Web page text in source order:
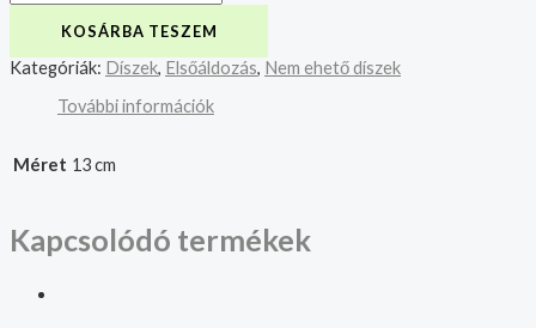
KOSÁRBA TESZEM
Kategóriák: Díszek, Elsőáldozás, Nem ehető díszek
További információk
Méret 13 cm
Kapcsolódó termékek